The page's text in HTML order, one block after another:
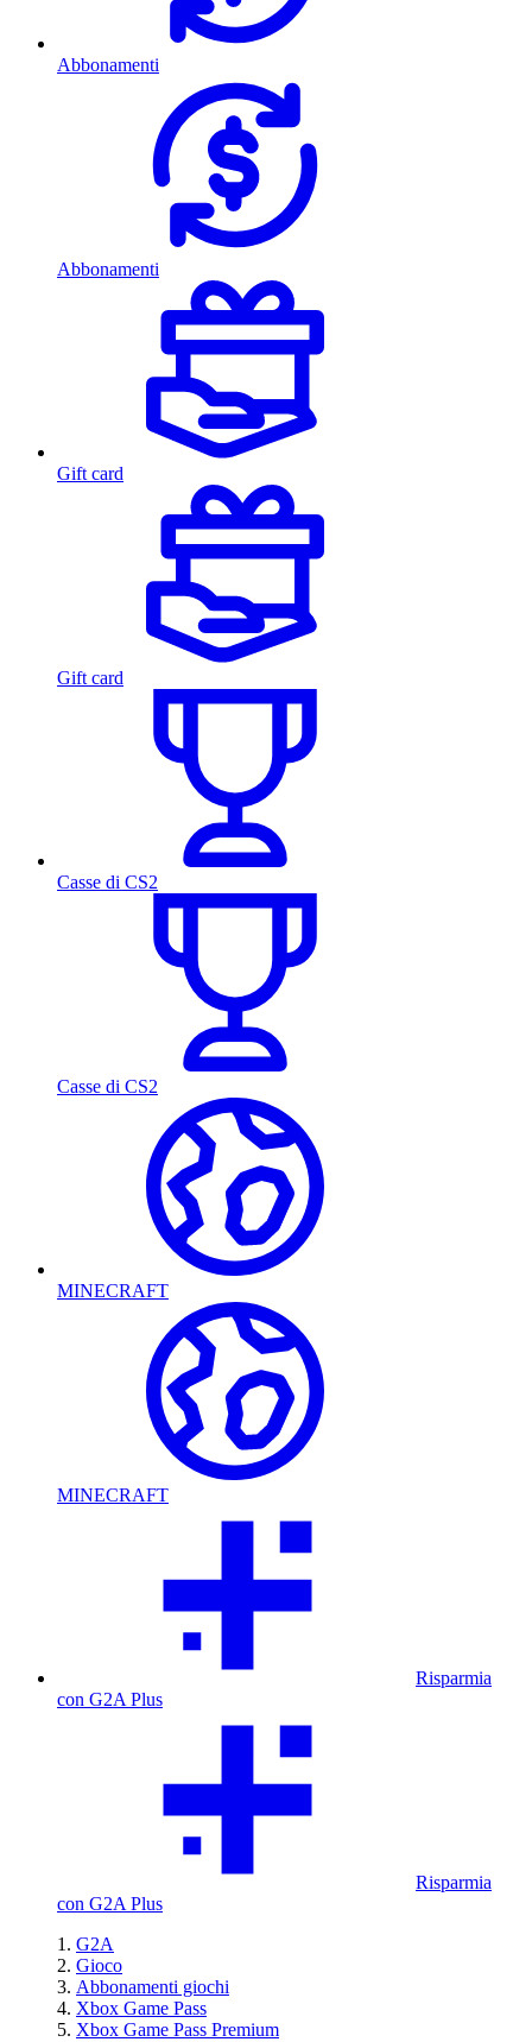
Abbonamenti
Abbonamenti
Gift card
Gift card
Casse di CS2
Casse di CS2
MINECRAFT
MINECRAFT
Risparmia
con G2A Plus
Risparmia
con G2A Plus
G2A
Gioco
Abbonamenti giochi
Xbox Game Pass
Xbox Game Pass Premium